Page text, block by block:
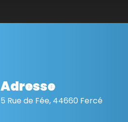
Adresse
5 Rue de Fée, 44660 Fercé